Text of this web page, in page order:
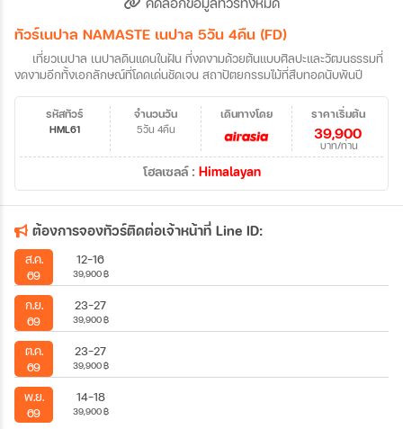
ทัวร์เนปาล NAMASTE เนปาล 5วัน 4คืน (FD)
เที่ยวเนปาล เนปาลดินแดนในฝัน ที่งดงามด้วยต้นแบบศิลปะและวัฒนธรรมที่
งดงามอีกทั้งเอกลักษณ์ที่โดดเด่นชัดเจน สถาปัตยกรรมไม้ที่สืบทอดนับพันปี
รหัสทัวร์
HML61
จำนวนวัน
5วัน 4คืน
ราคาเริ่มต้น
39,900
บาท/ท่าน
เดินทางโดย
โฮลเซลล์ : Himalayan
ต้องการจองทัวร์ติดต่อเจ้าหน้าที่ Line ID:
ส.ค.
69
12-16
39,900฿
ก.ย.
69
23-27
39,900฿
ต.ค.
69
23-27
39,900฿
พ.ย.
69
14-18
39,900฿